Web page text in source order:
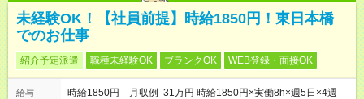
未経験OK！【社員前提】時給1850円！東日本橋
でのお仕事
紹介予定派遣 職種未経験OK ブランクOK WEB登録・面接OK
給与
時給1850円 月収例 31万円 時給1850円×実働8h×週5日×4週